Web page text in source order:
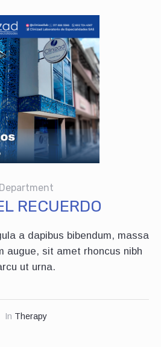
Department
RECUERDO
a dapibus bibendum, massa
augue, sit amet rhoncus nibh
ut urna.
In Therapy